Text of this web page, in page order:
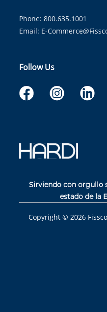
Phone: 800.635.1001
Email: E-
Follow Us
Sirviendo con orgullo
estado de la
Copyright © 2026